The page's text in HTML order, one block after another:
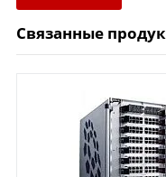
Связанные